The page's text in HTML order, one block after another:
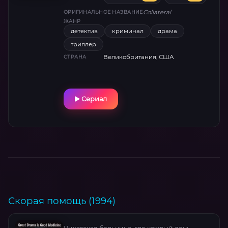
кто-то хочет создать впечатление, что это
рядовое преступление в состоянии
аффекта.
ОРИГИНАЛЬНОЕ НАЗВАНИЕCollateral
ЖАНР
детектив криминал
драма
триллер
СТРАНА Великобритания, США
Сериал
Скорая помощь (1994)